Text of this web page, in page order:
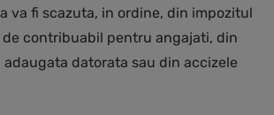
va fi scazuta, in ordine, din impozitul
contribuabil pentru angajati, din
adaugata datorata sau din accizele